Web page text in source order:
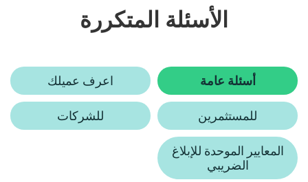
الأسئلة المتكررة
أسئلة عامة اعرف عميلك
للمستثمرين للشركات
المعايير الموحدة للإبلاغ
الضريبي